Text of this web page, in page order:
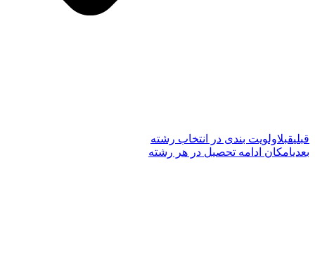
قبلیقبلاولویت بندی در انتخاب رشته
بعدیامکان ادامه تحصیل در هر رشته